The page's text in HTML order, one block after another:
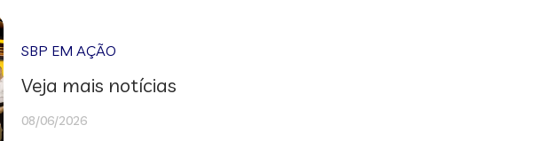
SBP EM AÇÃO
Veja mais notícias
08/06/2026